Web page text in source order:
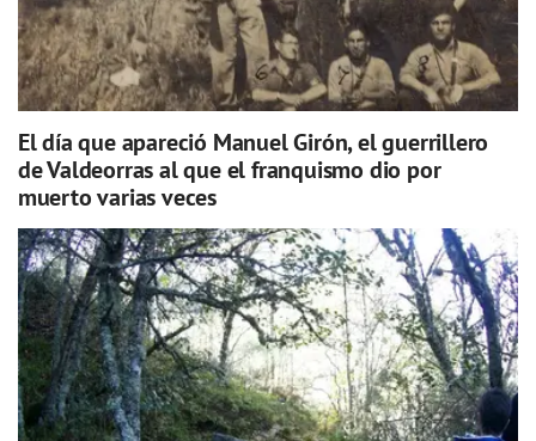
El día que apareció Manuel Girón, el guerrillero
de Valdeorras al que el franquismo dio por
muerto varias veces